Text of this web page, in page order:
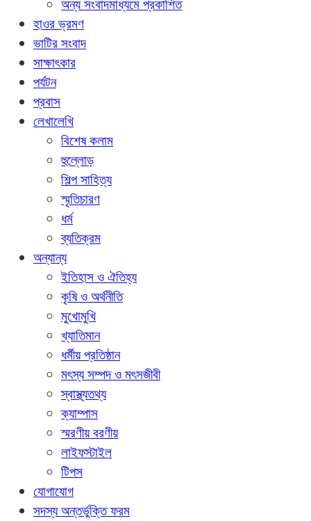
অন্য সংবাদমাধ্যমে প্রকাশিত
হাওর ভ্রমণ
ভাটির সংবাদ
সাক্ষাৎকার
পর্যটন
প্রবাস
লেখালেখি
বিশেষ কলাম
হুল্লোড়
শিল্প সাহিত্য
স্মৃতিচারণ
ধর্ম
ব্যতিক্রম
অন্যান্য
ইতিহাস ও ঐতিহ্য
কৃষি ও অর্থনীতি
মুখোমুখি
খ্যাতিমান
ধর্মীয় প্রতিষ্ঠান
মৎস্য সম্পদ ও মৎসজীবী
স্বাস্থ্যতথ্য
ক্যাম্পাস
স্মরণীয় বরণীয়
লাইফস্টাইল
টিপস
যোগাযোগ
সদস্য অন্তর্ভুক্তি ফরম